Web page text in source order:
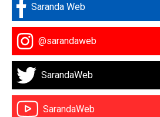
Saranda Web
@sarandaweb
SarandaWeb
SarandaWeb